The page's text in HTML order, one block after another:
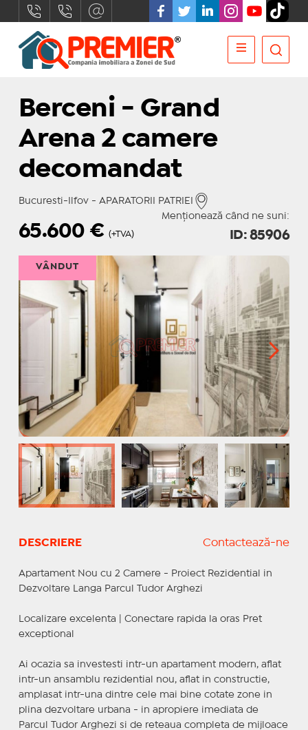
Berceni - Grand
Arena 2 camere
decomandat
Bucuresti-Ilfov - APARATORII PATRIEI
Menționează când ne suni:
65.600€ (+TVA) ID: 85906
VÂNDUT
DESCRIERE Contactează-ne
Apartament Nou cu 2 Camere - Proiect Rezidential in
Dezvoltare Langa Parcul Tudor Arghezi
Localizare excelenta | Conectare rapida la oras Pret
exceptional
Ai ocazia sa investesti intr-un apartament modern, aflat
intr-un ansamblu rezidential nou, aflat in constructie,
amplasat intr-una dintre cele mai bine cotate zone in
plina dezvoltare urbana - in apropiere imediata de
Parcul Tudor Arghezi si de reteaua completa de mijloace